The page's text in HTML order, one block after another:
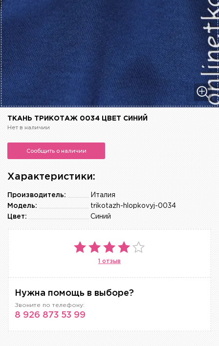
ТКАНЬ ТРИКОТАЖ 0034 ЦВЕТ СИНИЙ
Нет в наличии
Сообщить о наличии
Характеристики:
Италия
Производитель:
trikotazh-hlopkovyj-0034
Модель:
Синий
Цвет:
1 отзыв
Нужна помощь в выборе?
Звоните по телефону:
8 926 873 53 99